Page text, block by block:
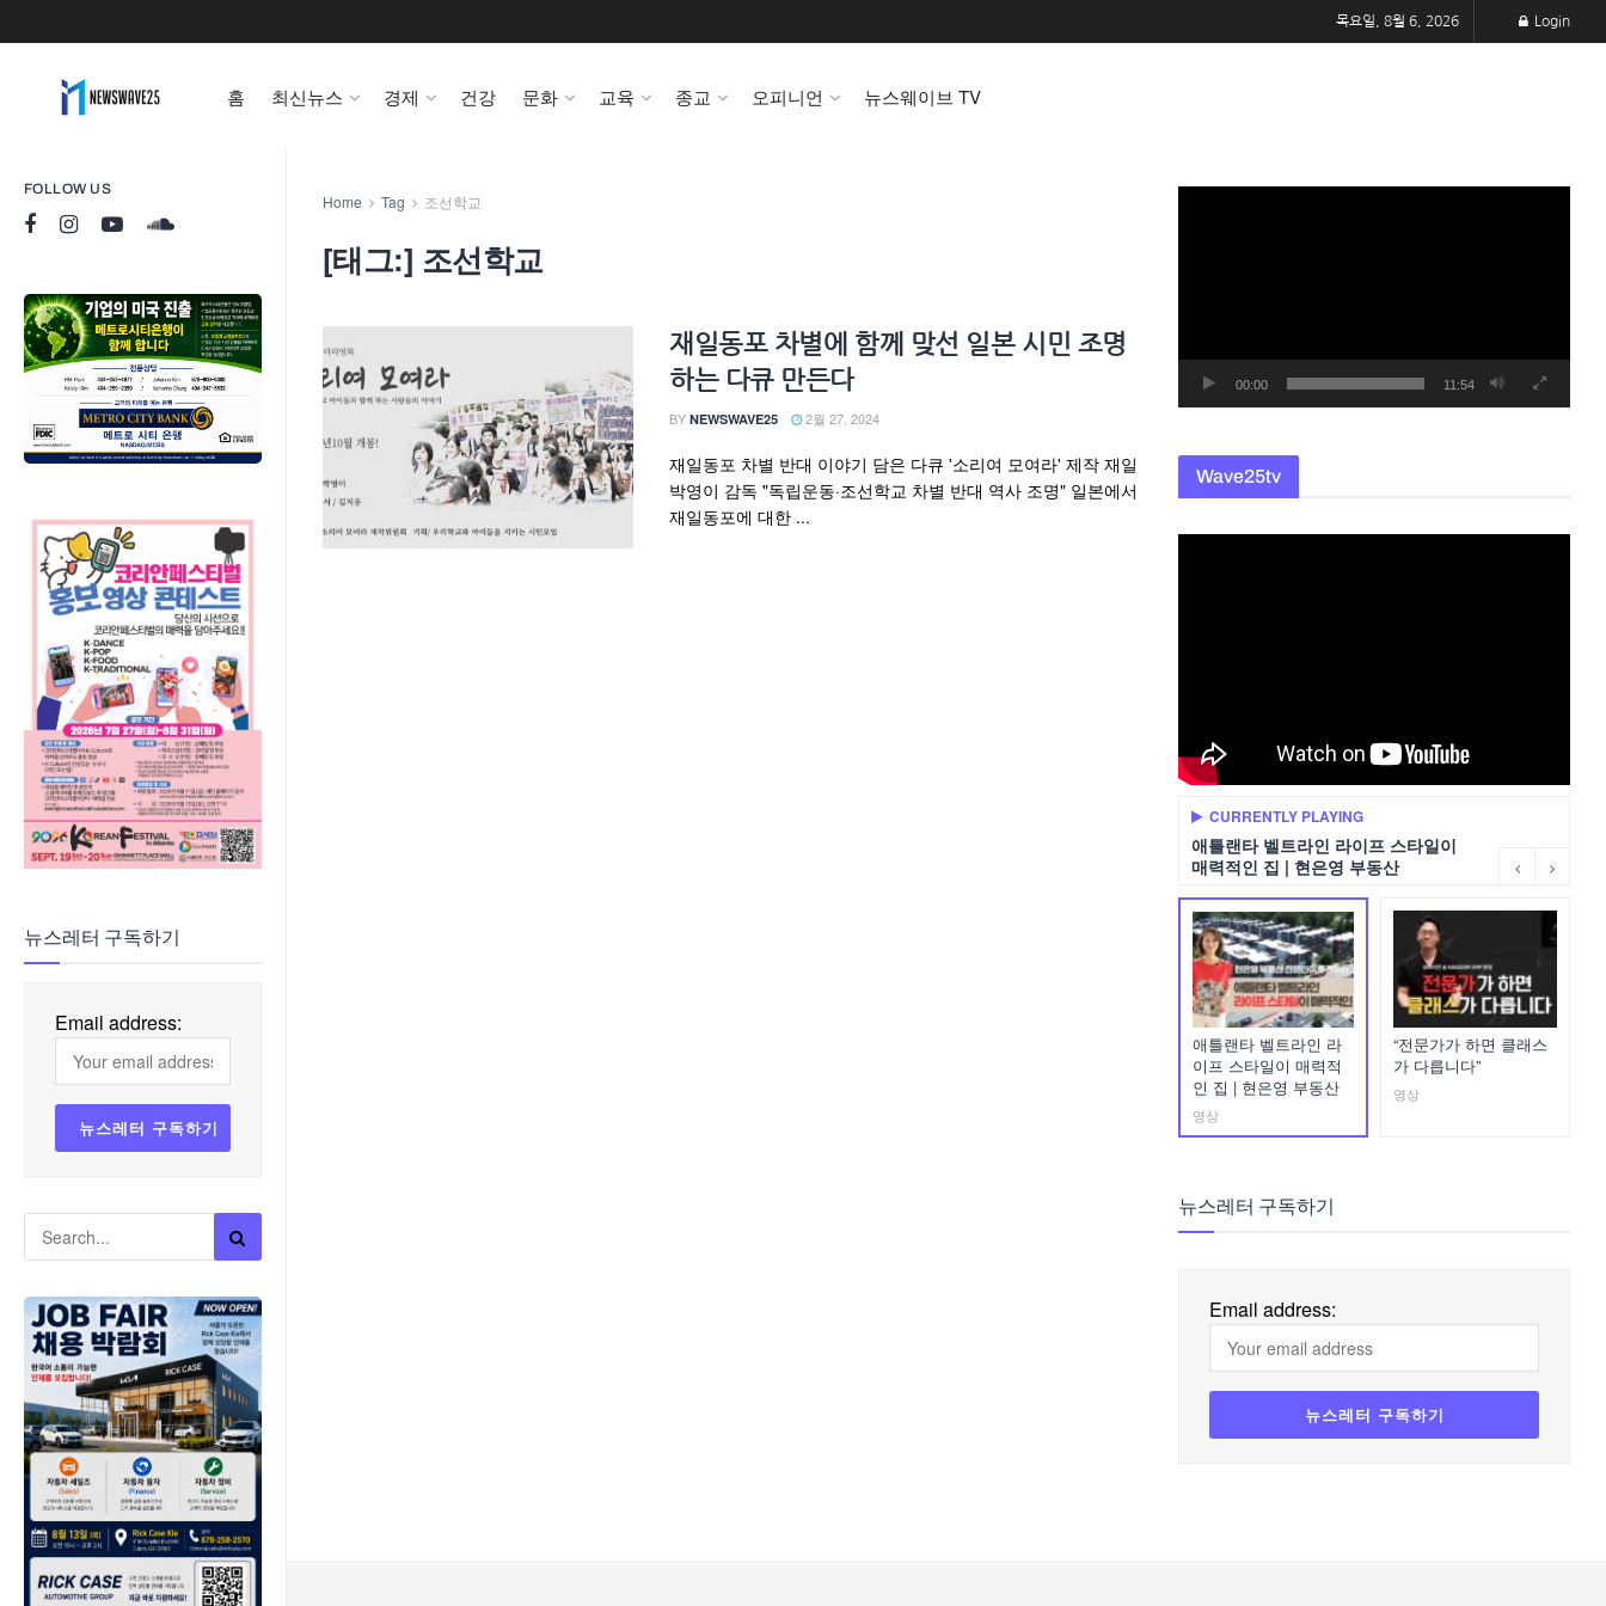
FOLLOW US
뉴스레터 구독하기
Email address:
목요일, 8월 6, 2026 Login
홈 최신뉴스 경제 건강 문화 교육 종교 오피니언 뉴스웨이브 TV
Home Tag 조선학교
[태그:] 조선학교
재일동포 차별에 함께 맞선 일본 시민 조명
하는 다큐 만든다
BY NEWSWAVE25 2월 27, 2024
재일동포 차별 반대 이야기 담은 다큐 '소리여 모여라' 제작 재일
박영이 감독 "독립운동·조선학교 차별 반대 역사 조명" 일본에서
재일동포에 대한 ...
00:00 11:54
Wave25tv
CURRENTLY PLAYING
애틀랜타 벨트라인 라이프 스타일이
매력적인 집 | 현은영 부동산
애틀랜타 벨트라인 라
이프 스타일이 매력적
인 집 | 현은영 부동산
영상
“전문가가 하면 클래스
가 다릅니다”
영상
뉴스레터 구독하기
Email address: